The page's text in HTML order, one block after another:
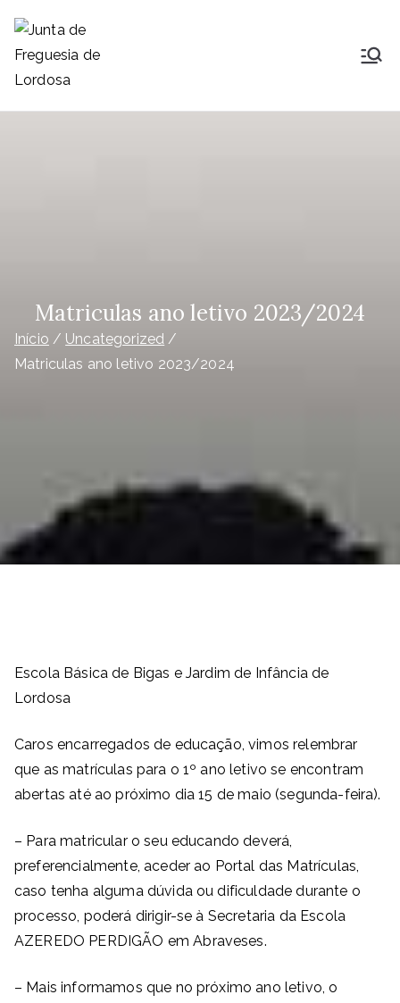
para
conteúdo
Freguesia de
Matriculas ano letivo 2023/2024
Início
Uncategorized
Matriculas ano letivo 2023/2024
Escola Básica de Bigas e Jardim de Infância de
Lordosa
Caros encarregados de educação, vimos relembrar
que as matrículas para o 1º ano letivo se encontram
abertas até ao próximo dia 15 de maio (segunda-feira).
– Para matricular o seu educando deverá,
preferencialmente, aceder ao Portal das Matrículas,
caso tenha alguma dúvida ou dificuldade durante o
processo, poderá dirigir-se à Secretaria da Escola
AZEREDO PERDIGÃO em Abraveses.
– Mais informamos que no próximo ano letivo, o